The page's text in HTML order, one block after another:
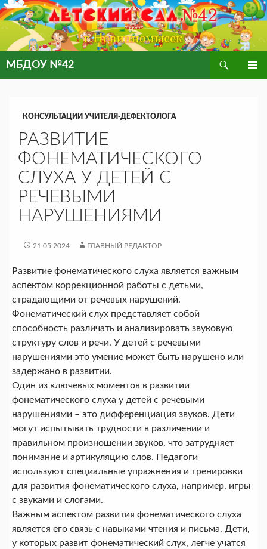
МБДОУ №42
Поиск
КОНСУЛЬТАЦИИ УЧИТЕЛЯ-ДЕФЕКТОЛОГА
РАЗВИТИЕ
ФОНЕМАТИЧЕСКОГО
СЛУХА У ДЕТЕЙ С
РЕЧЕВЫМИ
НАРУШЕНИЯМИ
21.05.2024 ГЛАВНЫЙ РЕДАКТОР
Развитие фонематического слуха является важным
аспектом коррекционной работы с детьми,
страдающими от речевых нарушений.
Фонематический слух представляет собой
способность различать и анализировать звуковую
структуру слов и речи. У детей с речевыми
нарушениями это умение может быть нарушено или
задержано в развитии.
Один из ключевых моментов в развитии
фонематического слуха у детей с речевыми
нарушениями – это дифференциация звуков. Дети
могут испытывать трудности в различении и
правильном произношении звуков, что затрудняет
понимание и артикуляцию слов. Педагоги
используют специальные упражнения и тренировки
для развития фонематического слуха, например, игры
с звуками и слогами.
Важным аспектом развития фонематического слуха
является его связь с навыками чтения и письма. Дети,
у которых развит фонематический слух, легче учатся